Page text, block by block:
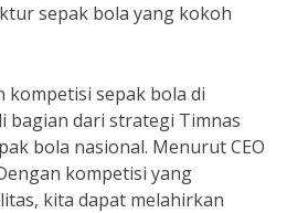
sepak bola yang kokoh
kompetisi sepak bola di
bagian dari strategi Timnas
bola nasional. Menurut CEO
kompetisi yang
kita dapat melahirkan